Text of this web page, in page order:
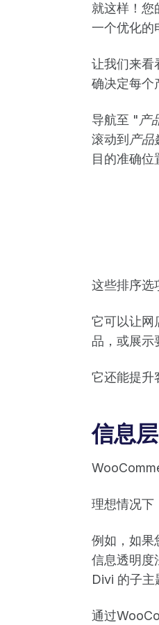
就这样！您
一个优化的
让我们来看
确决定每个
导航至 " 产
滚动到产品
目的准确位
这些排序选
它可以让网
品，或展示
它还能提升
信息
理想情况下
例如，如果
信息透明度
Divi 的子主
通过